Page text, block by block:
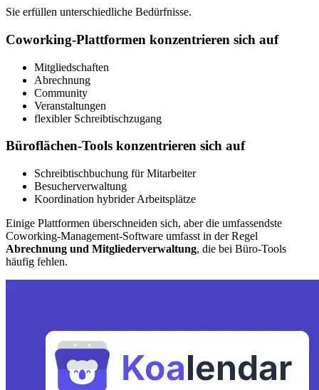
Sie erfüllen unterschiedliche Bedürfnisse.
Coworking-Plattformen konzentrieren sich auf
Mitgliedschaften
Abrechnung
Community
Veranstaltungen
flexibler Schreibtischzugang
Büroflächen-Tools konzentrieren sich auf
Schreibtischbuchung für Mitarbeiter
Besucherverwaltung
Koordination hybrider Arbeitsplätze
Einige Plattformen überschneiden sich, aber die umfassendste
Coworking-Management-Software umfasst in der Regel
Abrechnung und Mitgliederverwaltung, die bei Büro-Tools
häufig fehlen.